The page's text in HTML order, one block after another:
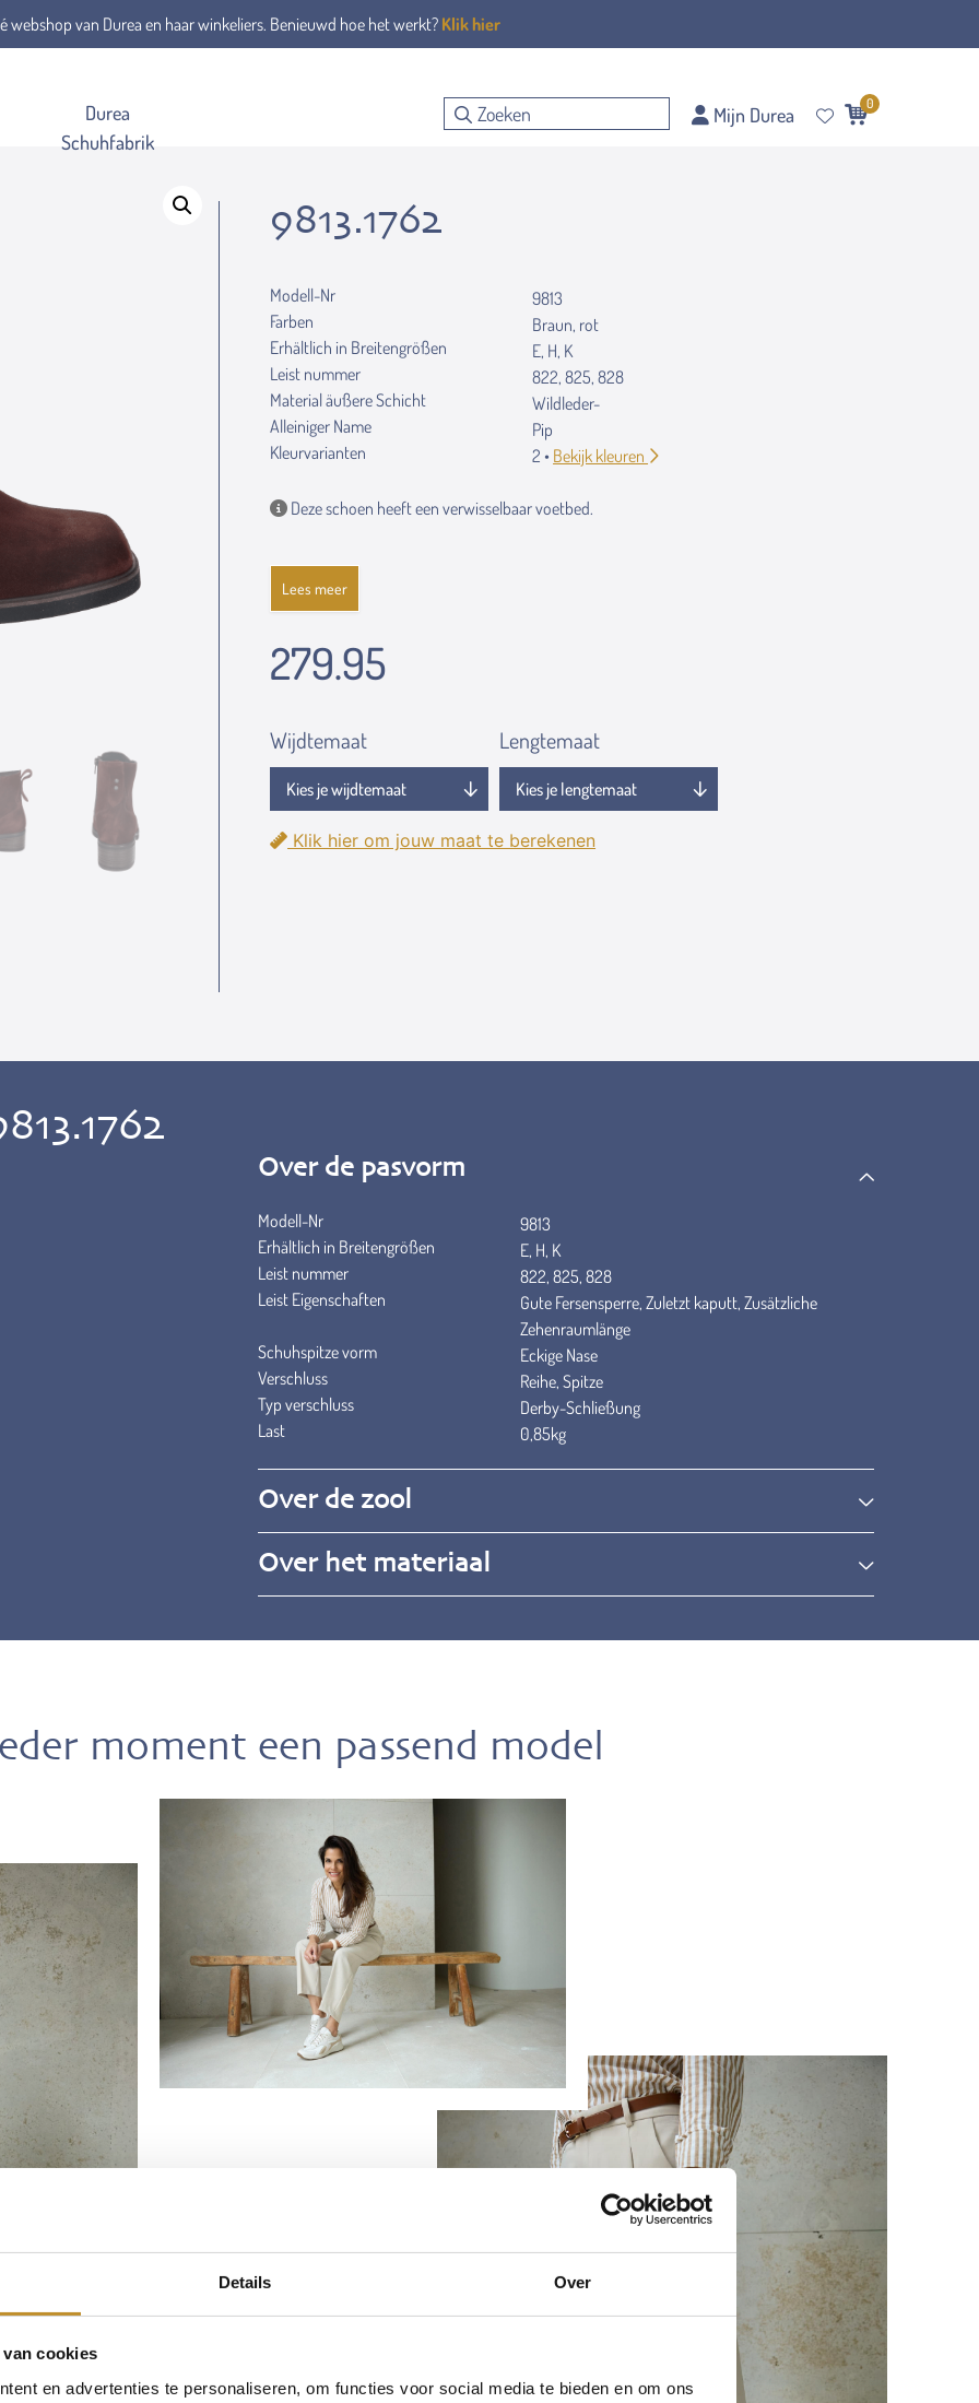
Details Over
cookies
en advertenties te personaliseren, om functies voor social media te bieden en om ons
webshop van Durea en haar winkeliers. Benieuwd hoe het werkt? Klik hier
Durea
Schuhfabrik
Mijn Durea 0
9813.1762
Modell-Nr
9813
Farben
Braun, rot
Erhältlich in Breitengrößen
E, H, K
Leist nummer
822, 825, 828
Material äußere Schicht
Wildleder-
Alleiniger Name
Pip
Kleurvarianten
2 • Bekijk kleuren
Deze schoen heeft een verwisselbaar voetbed.
Lees meer
279.95
Wijdtemaat Lengtemaat
Klik hier om jouw maat te berekenen
Over de pasvorm
Modell-Nr
9813
Erhältlich in Breitengrößen
E, H, K
Leist nummer
822, 825, 828
Leist Eigenschaften
Gute Fersensperre, Zuletzt kaputt, Zusätzliche
Zehenraumlänge
Schuhspitze vorm
Eckige Nase
Verschluss
Reihe, Spitze
Typ verschluss
Derby-Schließung
Last
0,85kg
Over de zool
Over het materiaal
moment een passend model